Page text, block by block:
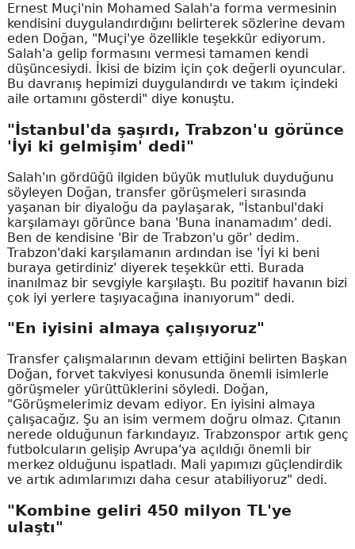
Ernest Muçi'nin Mohamed Salah'a forma vermesinin
kendisini duygulandırdığını belirterek sözlerine devam
eden Doğan, "Muçi'ye özellikle teşekkür ediyorum.
Salah'a gelip formasını vermesi tamamen kendi
düşüncesiydi. İkisi de bizim için çok değerli oyuncular.
Bu davranış hepimizi duygulandırdı ve takım içindeki
aile ortamını gösterdi" diye konuştu.
"İstanbul'da şaşırdı, Trabzon'u görünce
'İyi ki gelmişim' dedi"
Salah'ın gördüğü ilgiden büyük mutluluk duyduğunu
söyleyen Doğan, transfer görüşmeleri sırasında
yaşanan bir diyaloğu da paylaşarak, "İstanbul'daki
karşılamayı görünce bana 'Buna inanamadım' dedi.
Ben de kendisine 'Bir de Trabzon'u gör' dedim.
Trabzon'daki karşılamanın ardından ise 'İyi ki beni
buraya getirdiniz' diyerek teşekkür etti. Burada
inanılmaz bir sevgiyle karşılaştı. Bu pozitif havanın bizi
çok iyi yerlere taşıyacağına inanıyorum" dedi.
"En iyisini almaya çalışıyoruz"
Transfer çalışmalarının devam ettiğini belirten Başkan
Doğan, forvet takviyesi konusunda önemli isimlerle
görüşmeler yürüttüklerini söyledi. Doğan,
"Görüşmelerimiz devam ediyor. En iyisini almaya
çalışacağız. Şu an isim vermem doğru olmaz. Çıtanın
nerede olduğunun farkındayız. Trabzonspor artık genç
futbolcuların gelişip Avrupa'ya açıldığı önemli bir
merkez olduğunu ispatladı. Mali yapımızı güçlendirdik
ve artık adımlarımızı daha cesur atabiliyoruz" dedi.
"Kombine geliri 450 milyon TL'ye
ulaştı"